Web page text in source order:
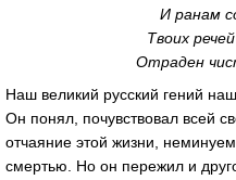
И ранам
Твоих
Отраден
Наш великий русский гений
Он понял, почувствовал всей
отчаяние этой жизни,
смертью. Но он пережил и